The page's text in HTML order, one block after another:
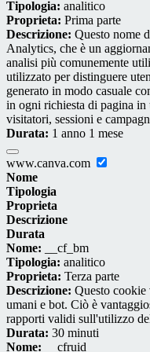
Tipologia: analitico
Proprieta: Prima parte
Descrizione: Questo nome
Analytics, che è un
analisi più comunemente
utilizzato per distinguere
generato in modo casuale
in ogni richiesta di pagina
visitatori, sessioni e
Durata: 1 anno 1 mese
www.canva.com
Nome
Tipologia
Proprieta
Descrizione
Durata
Nome: __cf_bm
Tipologia: analitico
Proprieta: Terza parte
Descrizione: Questo cookie
umani e bot. Ciò è
rapporti validi sull'utilizzo
Durata: 30 minuti
Nome: __cfruid